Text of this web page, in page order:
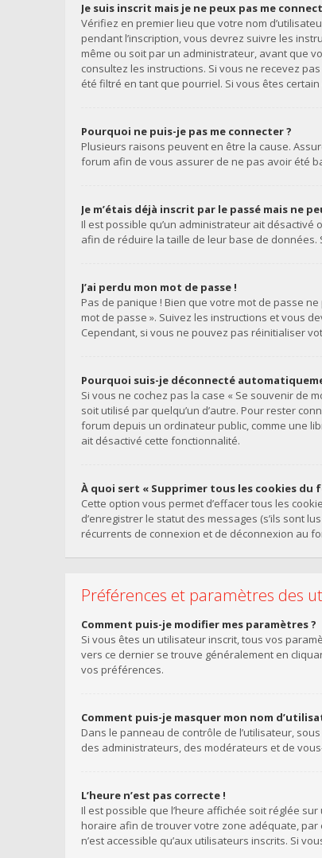
Je suis inscrit mais je ne peux pas me
Vérifiez en premier lieu que votre nom
pendant l’inscription, vous devrez suivre les
même ou soit par un administrateur, avant que
consultez les instructions. Si vous ne recevez
été filtré en tant que pourriel. Si vous êtes
Pourquoi ne puis-je pas me connecter ?
Plusieurs raisons peuvent en être la cause.
forum afin de vous assurer de ne pas avoir été
Je m’étais déjà inscrit par le passé mais ne
Il est possible qu’un administrateur ait
afin de réduire la taille de leur base de
J’ai perdu mon mot de passe !
Pas de panique ! Bien que votre mot de passe
mot de passe ». Suivez les instructions et vous
Cependant, si vous ne pouvez pas réinitialiser
Pourquoi suis-je déconnecté
Si vous ne cochez pas la case « Se souvenir de
soit utilisé par quelqu’un d’autre. Pour rester
forum depuis un ordinateur public, comme une
ait désactivé cette fonctionnalité.
À quoi sert « Supprimer tous les cookies du
Cette option vous permet d’effacer tous les
d’enregistrer le statut des messages (s’ils sont
récurrents de connexion et de déconnexion au
Préférences et paramètres des
Comment puis-je modifier mes paramètres ?
Si vous êtes un utilisateur inscrit, tous vos
vers ce dernier se trouve généralement en
vos préférences.
Comment puis-je masquer mon nom
Dans le panneau de contrôle de l’utilisateur,
des administrateurs, des modérateurs et de
L’heure n’est pas correcte !
Il est possible que l’heure affichée soit réglée
horaire afin de trouver votre zone adéquate, par
n’est accessible qu’aux utilisateurs inscrits. Si